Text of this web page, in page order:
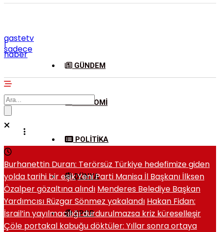
gastetv
|
sadece
haber
GÜNDEM
EKONOMI
POLITIKA
DÜNYA
SPOR
Burhanettin Duran: Terörsüz Türkiye hedefimize giden
yolda tarihi bir eşikYeni Parti Manisa İl Başkanı İlksen
Özalper gözaltına alındı Menderes Belediye Başkan
Yardımcısı Rüzgar Sönmez yakalandı Hakan Fidan:
İsrail’in yayılmacılığı durdurulmazsa kriz küreselleşir
Çöle portakal kabuğu döktüler: Yıllar sonra ortaya